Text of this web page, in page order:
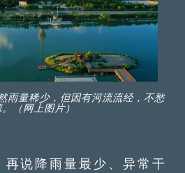
雨量稀少，但因有河流流经，不愁
（网上图片）
说降雨量最少、异常干